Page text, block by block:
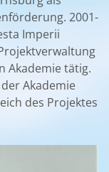
2001-
Imperii
Akademie tätig.
Akademie
des Projektes